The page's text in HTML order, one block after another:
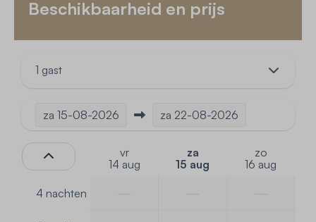
Beschikbaarheid en prijs
1 gast
za 15-08-2026 za 22-08-2026
vr
14 aug
za
15 aug
zo
16 aug
4 nachten